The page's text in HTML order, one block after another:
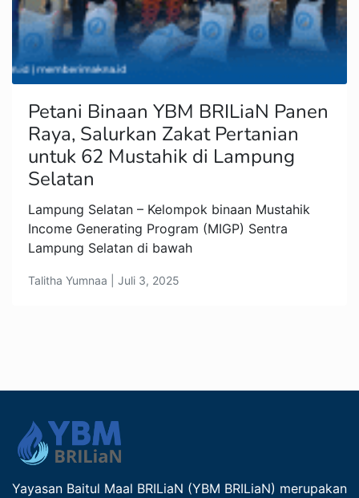
Petani Binaan YBM BRILiaN Panen
Raya, Salurkan Zakat Pertanian
untuk 62 Mustahik di Lampung
Selatan
Lampung Selatan – Kelompok binaan Mustahik
Income Generating Program (MIGP) Sentra
Lampung Selatan di bawah
Talitha Yumnaa | Juli 3, 2025
Yayasan Baitul Maal BRILiaN (YBM BRILiaN) merupakan